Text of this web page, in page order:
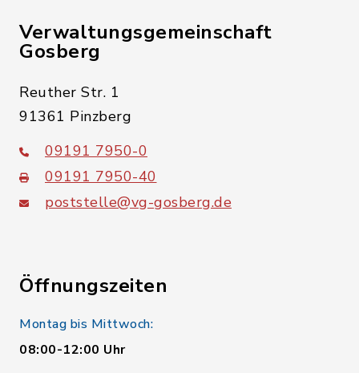
Verwaltungsgemeinschaft
Gosberg
Reuther Str. 1
91361 Pinzberg
09191 7950-0
09191 7950-40
poststelle@vg-gosberg.de
Öffnungszeiten
Montag bis Mittwoch:
08:00-12:00 Uhr